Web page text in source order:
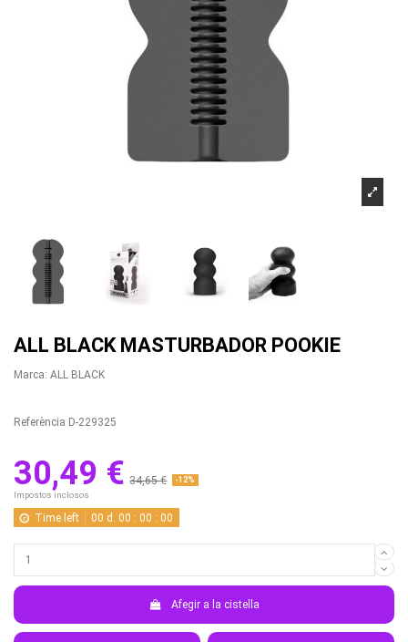
ALL BLACK MASTURBADOR POOKIE
Marca: ALL BLACK
Referència D-229325
30,49 € 34,65 € -12%
Impostos inclosos
Time left 00 d. 00 :00 :00
Afegir a la cistella